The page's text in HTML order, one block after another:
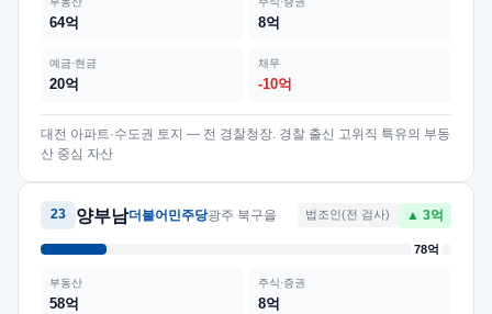
64억 8억
예금·현금
20억
채무
-10억
대전 아파트·수도권 토지 — 전 경찰청장. 경찰 출신 고위직 특유의 부동
산 중심 자산
23 양부남더불어민주당광주 북구을 법조인(전 검사) ▲ 3억
78억
부동산
58억
주식·증권
8억